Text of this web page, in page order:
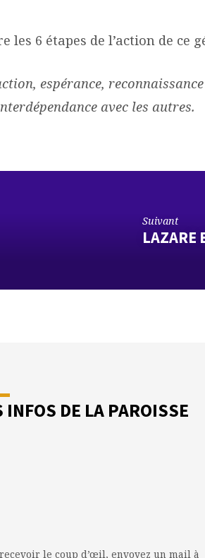
les 6 étapes de l’action de ce
espérance,
avec les autres.
Suivant
LAZARE
INFOS DE LA PAROISSE
le coup d’œil, envoyez un mail à